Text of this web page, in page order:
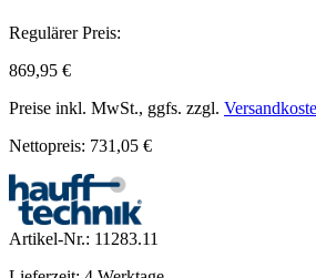
Regulärer Preis:
869,95 €
Preise inkl. MwSt., ggfs. zzgl.
Nettopreis: 731,05 €
Artikel-Nr.: 11283.11